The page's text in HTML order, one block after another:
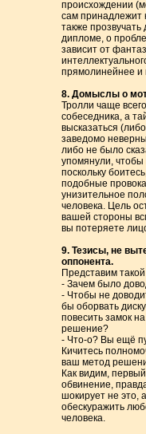
происхождении
сам принадлежит
также прозвучать
дипломе, о
зависит от
прямолинейнее и
8. Домыслы о
Тролли чаще
собеседника, а
высказаться
заведомо
либо не было
упомянули,
поскольку
подобные
унизительное
человека. Цель
вашей стороны
вы потеряете
9. Тезисы, не
оппонента.
Представим
- Зачем было
- Чтобы не
бы оборвать
повесить замок
решение?
- Что-о? Вы ещё
Кичитесь
ваш метод
Как видим,
обвинение,
шокирует не это,
обескуражить
человека.